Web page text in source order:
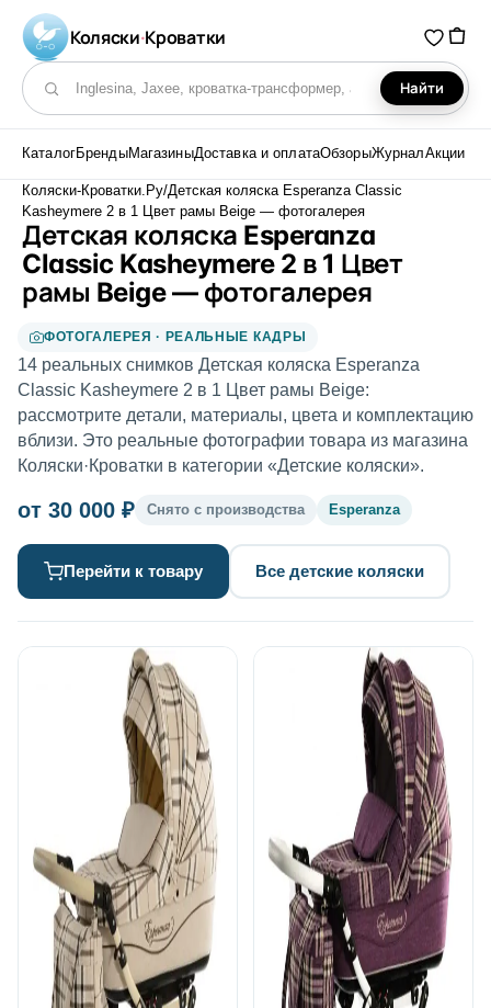
Коляски·Кроватки
Поиск по каталогу
Найти
КаталогБрендыМагазиныДоставка и оплатаОбзорыЖурналАкции
Коляски-Кроватки.Ру/Детская коляска Esperanza Classic
Kasheymere 2 в 1 Цвет рамы Beige — фотогалерея
Детская коляска Esperanza
Classic Kasheymere 2 в 1 Цвет
рамы Beige — фотогалерея
ФОТОГАЛЕРЕЯ · РЕАЛЬНЫЕ КАДРЫ
14 реальных снимков Детская коляска Esperanza
Classic Kasheymere 2 в 1 Цвет рамы Beige:
рассмотрите детали, материалы, цвета и комплектацию
вблизи. Это реальные фотографии товара из магазина
Коляски·Кроватки в категории «Детские коляски».
от 30 000 ₽ Снято с производства Esperanza
Перейти к товару Все детские коляски